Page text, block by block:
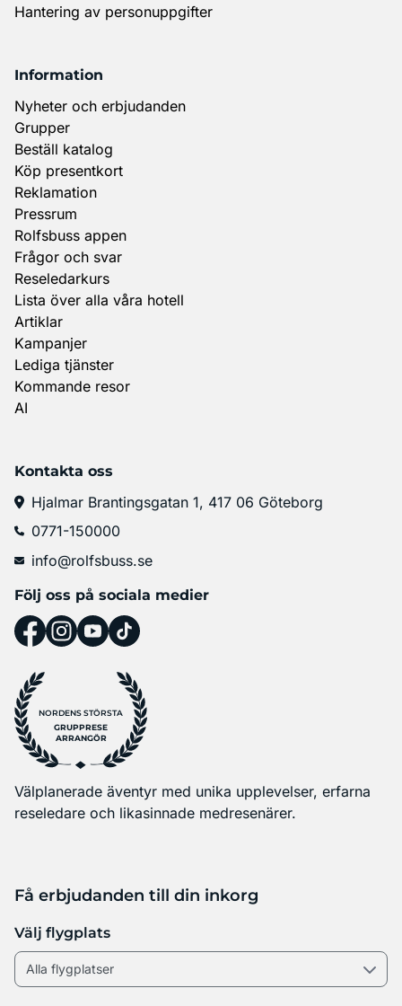
Hantering av personuppgifter
Information
Nyheter och erbjudanden
Grupper
Beställ katalog
Köp presentkort
Reklamation
Pressrum
Rolfsbuss appen
Frågor och svar
Reseledarkurs
Lista över alla våra hotell
Artiklar
Kampanjer
Lediga tjänster
Kommande resor
AI
Kontakta oss
Hjalmar Brantingsgatan 1, 417 06 Göteborg
0771-150000
info@rolfsbuss.se
Följ oss på sociala medier
NORDENS STÖRSTA
GRUPPRESE
ARRANGÖR
Välplanerade äventyr med unika upplevelser, erfarna
reseledare och likasinnade medresenärer.
Få erbjudanden till din inkorg
Välj flygplats